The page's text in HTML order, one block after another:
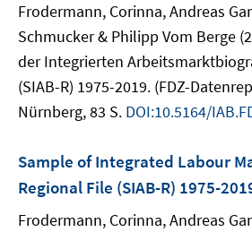
Frodermann, Corinna, Andreas
Schmucker & Philipp Vom Berge
der Integrierten
(SIAB-R) 1975-2019. (FDZ-
Nürnberg, 83 S. DOI:10.5164/
Sample of Integrated Labour
Regional File (SIAB-R) 1975-
Frodermann, Corinna, Andreas